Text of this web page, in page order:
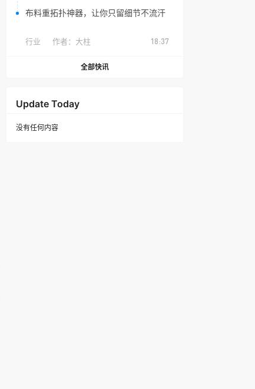
布料重拓扑神器，让你只留细节不流汗
行业 作者： 大柱 18:37
全部快讯
Update Today
没有任何内容